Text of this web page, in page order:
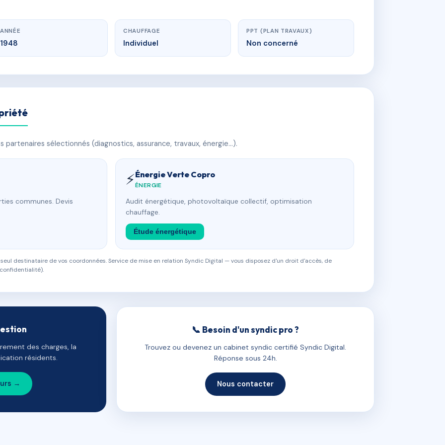
ANNÉE
1948
CHAUFFAGE
Individuel
PPT (PLAN TRAVAUX)
Non concerné
sélectionnés (diagnostics, assurance, travaux, énergie…).
communes. Devis
⚡Énergie Verte Copro
ÉNERGIE
Audit énergétique, photovoltaïque collectif, optimisation
chauffage.
Étude énergétique
destinataire de vos coordonnées. Service de mise en relation Syndic Digital — vous disposez d'un droit d'accès, de
des charges, la
résidents.
→
📞 Besoin d'un syndic pro ?
Trouvez ou devenez un cabinet syndic certifié Syndic Digital.
Réponse sous 24h.
Nous contacter